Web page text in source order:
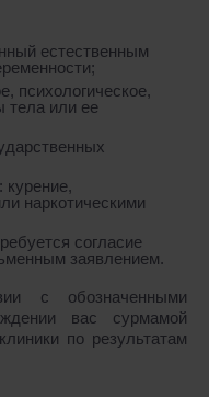
естественным
психологическое,
тела или ее
наркотическими
согласие
заявлением.
с обозначенными
вас сурмамой
по результатам